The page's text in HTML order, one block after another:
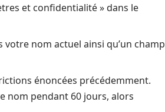
et confidentialité » dans le
votre nom actuel ainsi qu’un champ
énoncées précédemment.
nom pendant 60 jours, alors